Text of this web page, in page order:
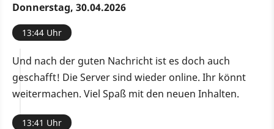
Donnerstag, 30.04.2026
13:44 Uhr
Und nach der guten Nachricht ist es doch auch
geschafft! Die Server sind wieder online. Ihr könnt
weitermachen. Viel Spaß mit den neuen Inhalten.
13:41 Uhr